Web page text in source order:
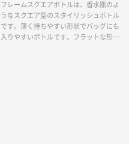
フレームスクエアボトルは、香水瓶のよ
うなスクエア型のスタイリッシュボトル
です。薄く持ちやすい形状でバッグにも
入りやすいボトルです。フラットな形に